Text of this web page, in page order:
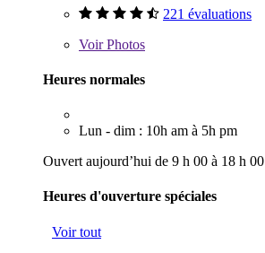
221 évaluations
VoirPhotos
Heures normales
Lun - dim : 10h am à 5h pm
Ouvert aujourd’hui de 9 h 00 à 18 h 00
Heures d'ouverture spéciales
Voir tout